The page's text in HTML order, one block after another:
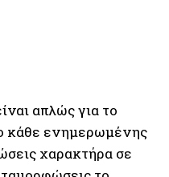
απλώς για το
κάθε ενημερωμένης
χαρακτήρα σε